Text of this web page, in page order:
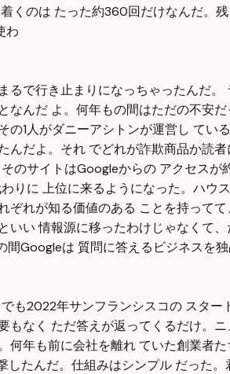
くのは たった約360回だけなんだ。
わ
で行き止まりになっちゃったんだ
んだ よ。何年もの間はただの不安
1人がダニーアシトンが運営し てい
だよ。それ でどれが詐欺商品か読
サイトはGoogleからの アクセス
りに 上位に来るようになった。ハ
れが知る価値のある ことを持って
い 情報源に移ったわけじゃなくて
Googleは 質問に答えるビジネスを独
2022年サンフランシスコの スタ
なく ただ答えが返ってくるだけ。
年も前に会社を離れ ていた創業者
たんだ。仕組みはシンプル だった